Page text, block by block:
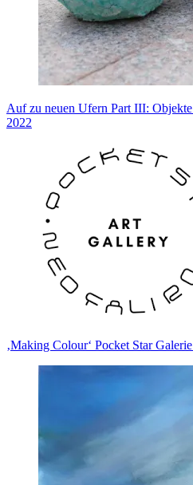
Auf zu neuen Ufern Part III: Objekte
2022
‚Making Colour‘ Pocket Star Galerie